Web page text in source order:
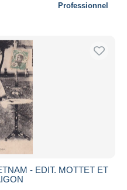
Professionnel
- EDIT. MOTTET ET